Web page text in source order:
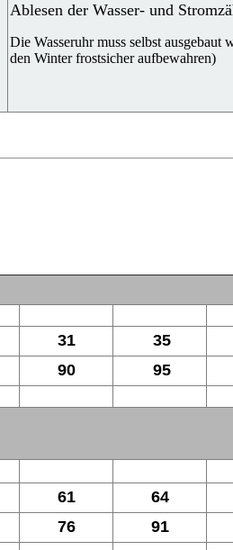
Ablesen der Wasser- und
Die Wasseruhr muss selbst ausgebaut
den Winter frostsicher aufbewahren)
31 35
90 95
61 64
76 91